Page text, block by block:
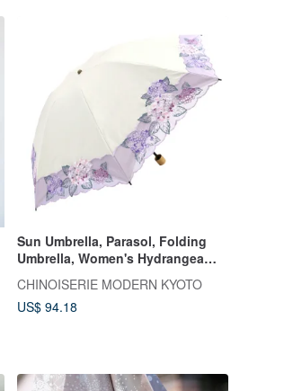
Sun Umbrella, Parasol, Folding
Umbrella, Women's Hydrangea
Cutwork Embroidery Parasol, Mini
Folding Sun Umbrella
CHINOISERIE MODERN KYOTO
US$ 94.18